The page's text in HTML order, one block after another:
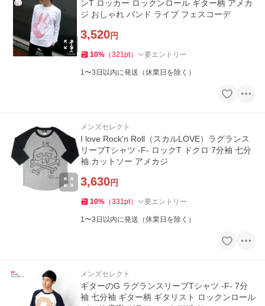
ンT ロッカー ロックンロール ギター柄 アメカ
ジ おしゃれ バンド ライブ フェスコーデ
3,520円
10% （321pt） 要エントリー
1〜3日以内に発送（休業日を除く）
メンズセレクト
I love Rock'n Roll（スカルLOVE）ラグランス
リーブTシャツ -F- ロックT ドクロ 7分袖 七分
袖 カットソー アメカジ
3,630円
10% （331pt） 要エントリー
1〜3日以内に発送（休業日を除く）
メンズセレクト
ギターのG ラグランスリーブTシャツ -F- 7分
袖 七分袖 ギター柄 ギタリスト ロックンロール